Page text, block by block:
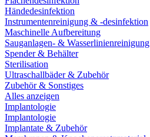
Händedesinfektion
Instrumentenreinigung & -desinfektion
Maschinelle Aufbereitung
Sauganlagen- & Wasserlinienreinigung
Spender & Behälter
Sterilisation
Ultraschallbäder & Zubehör
Zubehör & Sonstiges
Alles anzeigen
Implantologie
Implantologie
Implantate & Zubehör